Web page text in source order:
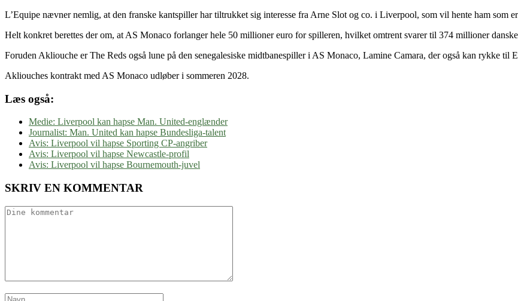
L’Equipe nævner nemlig, at den franske kantspiller har tiltrukket sig interesse fra Arne Slot og co. i Liverpool, som vil hente ham som
Helt konkret berettes der om, at AS Monaco forlanger hele 50 millioner euro for spilleren, hvilket omtrent svarer til 374 millioner
Foruden Akliouche er The Reds også lune på den senegalesiske midtbanespiller i AS Monaco, Lamine Camara, der også kan rykke til
Akliouches kontrakt med AS Monaco udløber i sommeren 2028.
Læs også:
Medie: Liverpool kan hapse Man. United-englænder
Journalist: Man. United kan hapse Bundesliga-talent
Avis: Liverpool vil hapse Sporting CP-angriber
Avis: Liverpool vil hapse Newcastle-profil
Avis: Liverpool vil hapse Bournemouth-juvel
SKRIV EN KOMMENTAR